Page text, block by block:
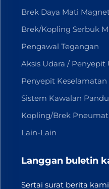
Brek Daya Mati
Brek/Kopling Serbuk
Pengawal Tegangan
Aksis Udara / Penyepit
Penyepit Keselamatan
Sistem Kawalan
Kopling/Brek
Lain-Lain
Langgan buletin
Sertai surat berita